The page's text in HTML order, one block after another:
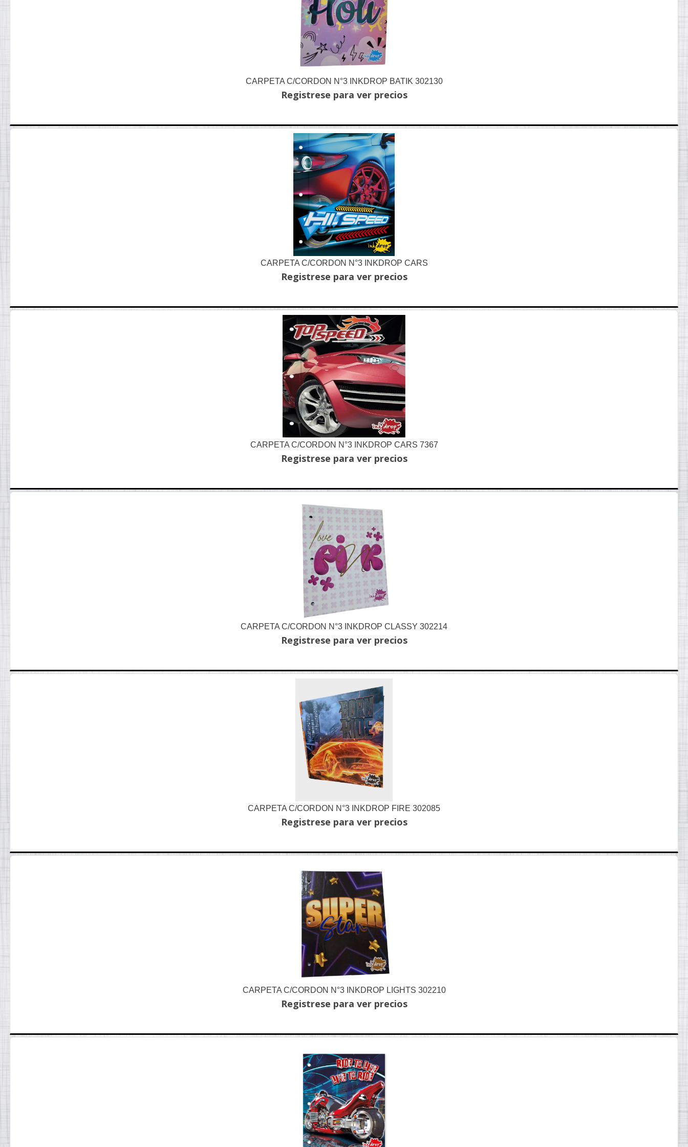
CARPETA C/CORDON N°3 INKDROP BATIK 302130
Registrese para ver precios
CARPETA C/CORDON N°3 INKDROP CARS
Registrese para ver precios
CARPETA C/CORDON N°3 INKDROP CARS 7367
Registrese para ver precios
CARPETA C/CORDON N°3 INKDROP CLASSY 302214
Registrese para ver precios
CARPETA C/CORDON N°3 INKDROP FIRE 302085
Registrese para ver precios
CARPETA C/CORDON N°3 INKDROP LIGHTS 302210
Registrese para ver precios